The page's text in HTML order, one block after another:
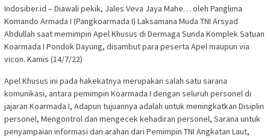
Indosiber.id – Diawali pekik, Jales Veva Jaya Mahe… oleh Panglima
Komando Armada I (Pangkoarmada I) Laksamana Muda TNI Arsyad
Abdullah saat memimpin Apel Khusus di Dermaga Sunda Komplek Satuan
Koarmada I Pondok Dayung, disambut para peserta Apel maupun via
vicon. Kamis (14/7/22)
Apel Khusus ini pada hakekatnya merupakan salah satu sarana
komunikasi, antara pemimpin Koarmada I dengan seluruh personel di
jajaran Koarmada I, Adapun tujuannya adalah untuk meningkatkan Disiplin
personel, Mengontrol dan mengecek kehadiran personel, Sarana untuk
penyampaian informasi dan arahan dari Pemimpin TNI Angkatan Laut,